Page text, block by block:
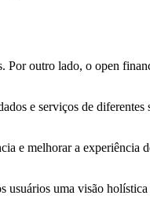
outro lado, o open
e serviços de diferentes
e melhorar a experiência
usuários uma visão holística